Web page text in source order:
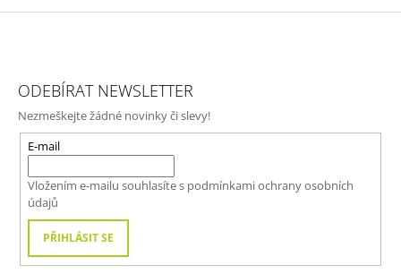
ODEBÍRAT NEWSLETTER
Nezmeškejte žádné novinky či slevy!
E-mail
Vložením e-mailu souhlasíte s podmínkami ochrany osobních
údajů
PŘIHLÁSIT SE